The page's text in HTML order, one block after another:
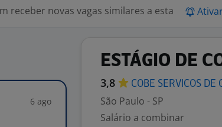
receber novas vagas similares a esta
6 ago
ESTÁGIO DE
3,8 COBE SERVICOS DE
São Paulo - SP
Salário a combinar